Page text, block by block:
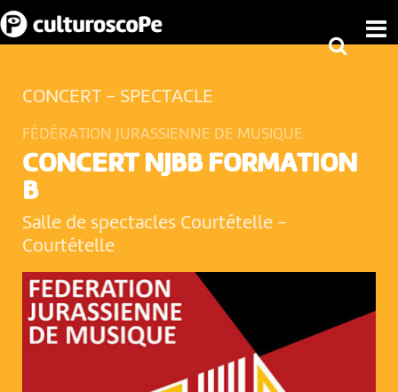
CONCERT - SPECTACLE
FÉDÉRATION JURASSIENNE DE MUSIQUE
CONCERT NJBB FORMATION
B
Salle de spectacles Courtételle -
Courtételle